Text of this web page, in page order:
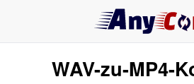
WAV-zu-MP4-